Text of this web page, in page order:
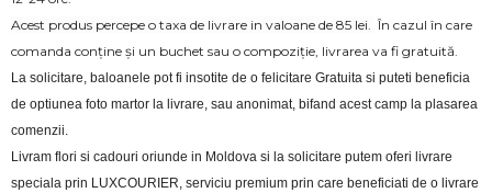
Acest produs percepe o taxa de livrare in valoane de 85 lei.
În cazul în care
comanda conține și un buchet sau o compoziție, livrarea va fi gratuită.
La solicitare, baloanele pot fi insotite de o felicitare Gratuita si puteti beneficia
de optiunea foto martor la livrare, sau anonimat, bifand acest camp la plasarea
comenzii.
Livram flori si cadouri oriunde in Moldova si la solicitare putem oferi livrare
speciala prin LUXCOURIER, serviciu premium prin care beneficiati de o livrare